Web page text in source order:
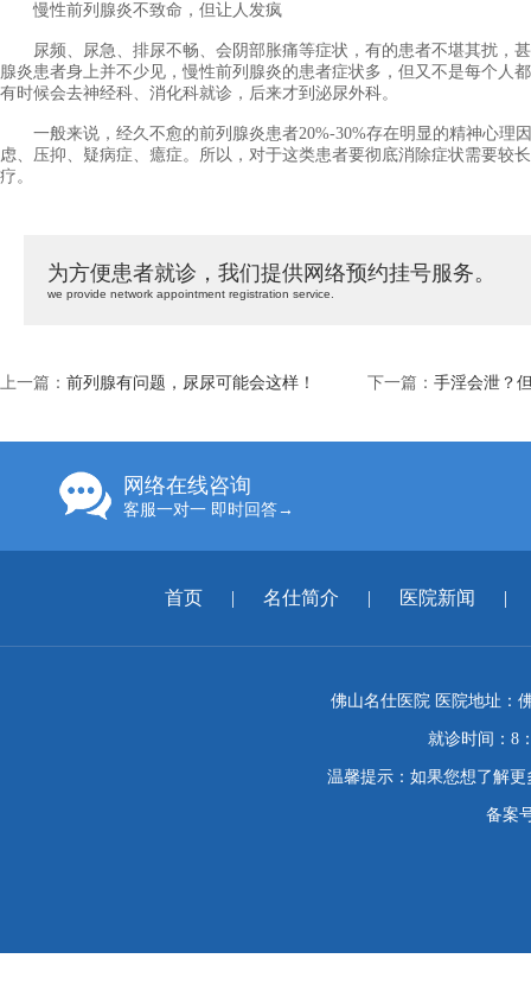
慢性前列腺炎不致命，但让人发疯
尿频、尿急、排尿不畅、会阴部胀痛等症状，有的患者不堪其扰，
腺炎患者身上并不少见，慢性前列腺炎的患者症状多，但又不是每个人
有时候会去神经科、消化科就诊，后来才到泌尿外科。
一般来说，经久不愈的前列腺炎患者20%-30%存在明显的精神心理
虑、压抑、疑病症、癔症。所以，对于这类患者要彻底消除症状需要较
疗。
为方便患者就诊，我们提供网络预约挂号服务。
we provide network appointment registration service.
上一篇： 前列腺有问题，尿尿可能会这样！ 下一篇： 手淫会泄？
网络在线咨询
客服一对一 即时回答→
首页 | 名仕简介 | 医院新闻 |
佛山名仕医院 医院地址：
就诊时间：8
温馨提示：如果您想了解
备案